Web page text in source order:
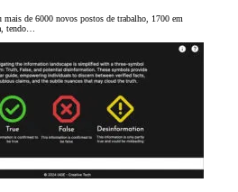
mais de 6000 novos postos de trabalho, 1700 em
tendo…